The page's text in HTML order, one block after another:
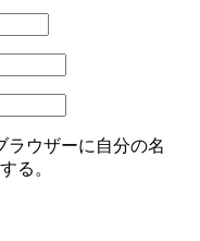
ラウザーに自分の名
る。